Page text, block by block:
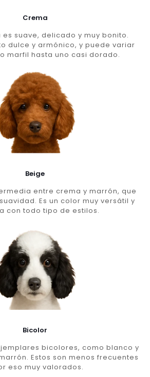
Crema
suave, delicado y muy bonito.
dulce y armónico, y puede variar
marfil hasta uno casi dorado.
Beige
entre crema y marrón, que
Es un color muy versátil y
con todo tipo de estilos.
Bicolor
bicolores, como blanco y
Estos son menos frecuentes
eso muy valorados.